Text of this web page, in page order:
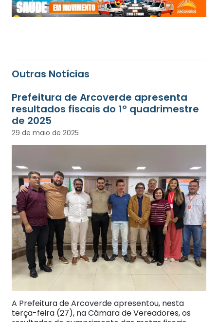
Outras Notícias
Prefeitura de Arcoverde apresenta
resultados fiscais do 1º quadrimestre
de 2025
29 de maio de 2025
A Prefeitura de Arcoverde apresentou, nesta
terça-feira (27), na Câmara de Vereadores, os